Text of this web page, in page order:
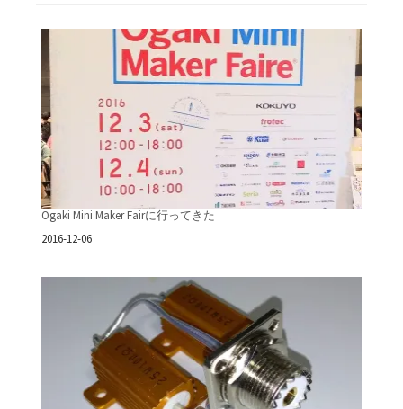
Ogaki Mini Maker Fairに行ってきた
日付
2016-12-06